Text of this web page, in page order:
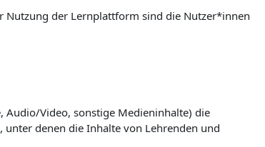
Nutzung der Lernplattform sind die Nutzer*innen
Audio/Video, sonstige Medieninhalte) die
unter denen die Inhalte von Lehrenden und